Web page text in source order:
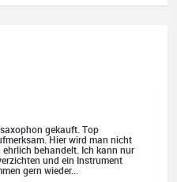
gekauft. Top
Hier wird man nicht
behandelt. Ich kann nur
und ein Instrument
gern wieder...